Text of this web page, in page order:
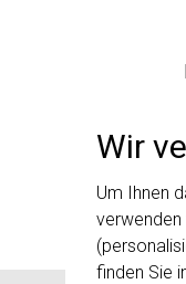
Wir
Um Ihnen
verwenden
finden Sie